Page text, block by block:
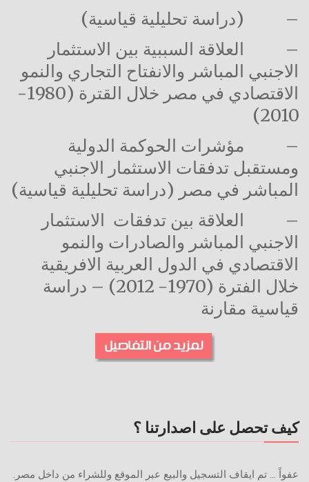
كيف تحصل على اصدارتنا ؟
عفواً ... تم ايقاف التسجيل والبيع عبر الموقع وللشراء من داخل مصر.
–
(دراسة تحليلية قياسية)
–
العلاقة السببية بين الاستثمار
الاجنبي المباشر والانفتاح التجاري والنمو
الاقتصادي في مصر خلال القترة (1980-
2010)
–
مؤشرات الحوكمة الدولية
ومستقبل تدفقات الاستثمار الاجنبي
المباشر في مصر (دراسة تحليلية قياسية)
–
العلاقة بين تدفقات الاستثمار
الاجنبي المباشر والصادرات والنمو
الاقتصادي في الدول العربية الافريقية
خلال الفترة (1970- 2012) – دراسة
قياسية مقارنة